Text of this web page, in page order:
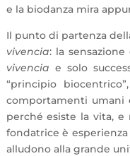
e la biodanza mira
Il punto di partenza
vivencia: la
vivencia e solo
“principio
comportamenti umani
perché esiste la vita, e
fondatrice è
alludono alla grande